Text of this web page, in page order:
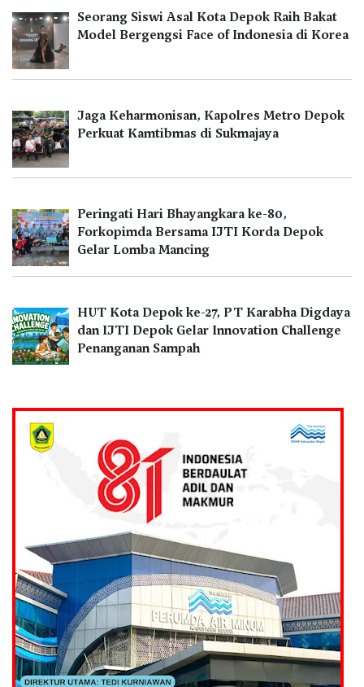
Seorang Siswi Asal Kota Depok Raih Bakat
Model Bergengsi Face of Indonesia di Korea
Jaga Keharmonisan, Kapolres Metro Depok
Perkuat Kamtibmas di Sukmajaya
Peringati Hari Bhayangkara ke-80,
Forkopimda Bersama IJTI Korda Depok
Gelar Lomba Mancing
HUT Kota Depok ke-27, PT Karabha Digdaya
dan IJTI Depok Gelar Innovation Challenge
Penanganan Sampah